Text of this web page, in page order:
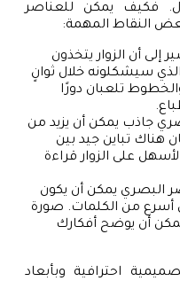
فكيف يمكن للعناصر
بعض النقاط المهمة:
إلى أن الزوار يتخذون
سيشكلونه خلال ثوانٍ
والخطوط تلعبان دورًا
جاذب يمكن أن يزيد من
هناك تباين جيد بين
على الزوار قراءة
البصري يمكن أن يكون
من الكلمات. صورة
أن يوضح أفكارك
احترافية وبأبعاد